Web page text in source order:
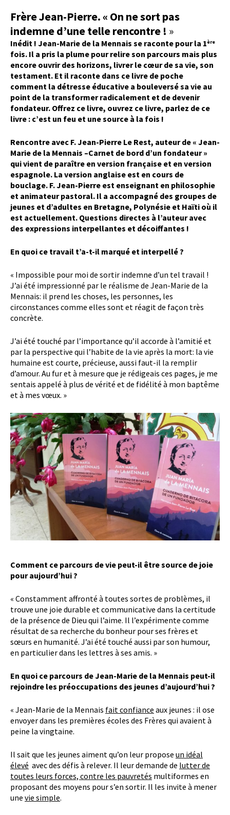
Frère Jean-Pierre. « On ne sort pas
indemne d’une telle rencontre ! »
Inédit ! Jean-Marie de la Mennais se raconte pour la 1ère
fois. Il a pris la plume pour relire son parcours mais plus
encore ouvrir des horizons, livrer le cœur de sa vie, son
testament. Et il raconte dans ce livre de poche
comment la détresse éducative a bouleversé sa vie au
point de la transformer radicalement et de devenir
fondateur. Offrez ce livre, ouvrez ce livre, parlez de ce
livre : c’est un feu et une source à la fois !
Rencontre avec F. Jean-Pierre Le Rest, auteur de « Jean-
Marie de la Mennais –Carnet de bord d’un fondateur »
qui vient de paraître en version française et en version
espagnole. La version anglaise est en cours de
bouclage. F. Jean-Pierre est enseignant en philosophie
et animateur pastoral. Il a accompagné des groupes de
jeunes et d’adultes en Bretagne, Polynésie et Haïti où il
est actuellement. Questions directes à l’auteur avec
des expressions interpellantes et décoiffantes !
En quoi ce travail t’a-t-il marqué et interpellé ?
« Impossible pour moi de sortir indemne d’un tel travail !
J’ai été impressionné par le réalisme de Jean-Marie de la
Mennais: il prend les choses, les personnes, les
circonstances comme elles sont et réagit de façon très
concrète.
J’ai été touché par l’importance qu’il accorde à l’amitié et
par la perspective qui l’habite de la vie après la mort: la vie
humaine est courte, précieuse, aussi faut-il la remplir
d’amour. Au fur et à mesure que je rédigeais ces pages, je me
sentais appelé à plus de vérité et de fidélité à mon baptême
et à mes vœux. »
Comment ce parcours de vie peut-il être source de joie
pour aujourd’hui ?
« Constamment affronté à toutes sortes de problèmes, il
trouve une joie durable et communicative dans la certitude
de la présence de Dieu qui l’aime. Il l’expérimente comme
résultat de sa recherche du bonheur pour ses frères et
sœurs en humanité. J’ai été touché aussi par son humour,
en particulier dans les lettres à ses amis. »
En quoi ce parcours de Jean-Marie de la Mennais peut-il
rejoindre les préoccupations des jeunes d’aujourd’hui ?
« Jean-Marie de la Mennais fait confiance aux jeunes : il ose
envoyer dans les premières écoles des Frères qui avaient à
peine la vingtaine.
Il sait que les jeunes aiment qu’on leur propose un idéal
élevé avec des défis à relever. Il leur demande de lutter de
toutes leurs forces, contre les pauvretés multiformes en
proposant des moyens pour s’en sortir. Il les invite à mener
une vie simple.